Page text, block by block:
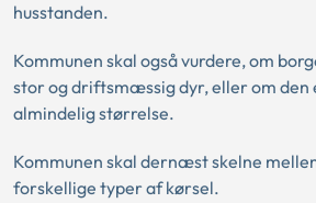
husstanden.
Kommunen skal også vurdere, om
stor og driftsmæssig dyr, eller om den
almindelig størrelse.
Kommunen skal dernæst skelne
forskellige typer af kørsel.